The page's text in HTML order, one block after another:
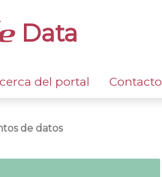
Data
del portal Contacto
de datos